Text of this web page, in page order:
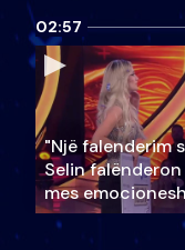
02:57
"Një falenderim
Selin
mes